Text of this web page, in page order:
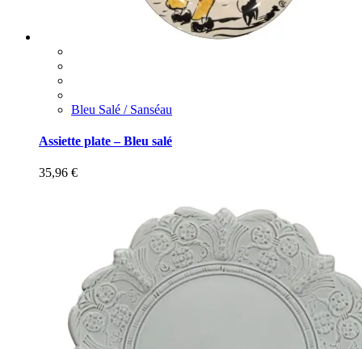
Bleu Salé / Sanséau
Assiette plate – Bleu salé
35,96 €